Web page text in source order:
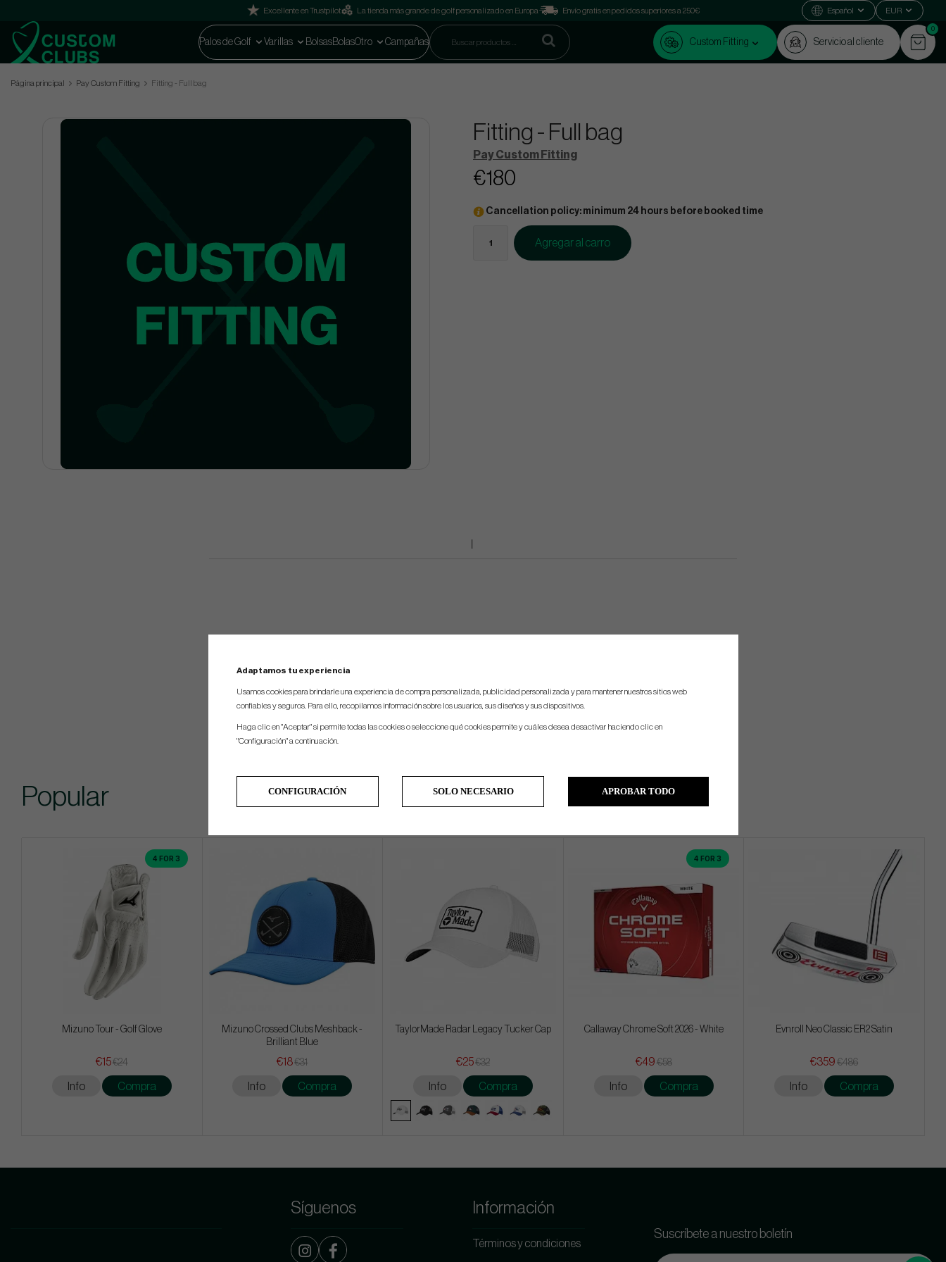
Excellente en Trustpilot La tienda más grande de golf personalizado en Europa Envío gratis en pedidos superiores a 250€ Español EUR
Palos de Golf Varillas BolsasBolasOtro Campañas Custom Fitting Servicio al cliente
0
Página principal Pay Custom Fitting Fitting - Full bag
Fitting - Full bag
Pay Custom Fitting
€180
Cancellation policy: minimum 24 hours before booked time
Agregar al carro
Popular
4 FOR 3
Mizuno Tour - Golf Glove
€15€24
Info Compra
Mizuno Crossed Clubs Meshback -
Brilliant Blue
€18€31
Info Compra
TaylorMade Radar Legacy Tucker Cap
€25€32
Info Compra
4 FOR 3
Callaway Chrome Soft 2026 - White
€49 €58
Info Compra
Evnroll Neo Classic ER2 Satin
€359 €486
Info Compra
Síguenos Información
Términos y condiciones
Suscríbete a nuestro boletín
Adaptamos tu experiencia
Usamos cookies para brindarle una experiencia de compra personalizada, publicidad personalizada y para mantener nuestros sitios web
confiables y seguros. Para ello, recopilamos información sobre los usuarios, sus diseños y sus dispositivos.
Haga clic en "Aceptar" si permite todas las cookies o seleccione qué cookies permite y cuáles desea desactivar haciendo clic en
"Configuración" a continuación.
CONFIGURACIÓN SOLO NECESARIO APROBAR TODO